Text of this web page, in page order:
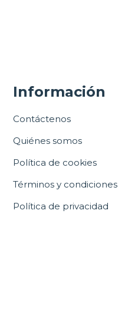
Información
Contáctenos
Quiénes somos
Política de cookies
Términos y condiciones
Política de privacidad